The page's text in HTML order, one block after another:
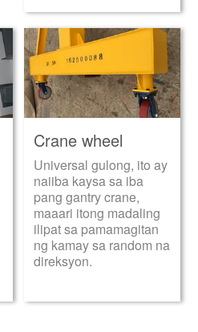
Crane wheel
Universal gulong, ito ay
naiiba kaysa sa iba
pang gantry crane,
maaari itong madaling
ilipat sa pamamagitan
ng kamay sa random na
direksyon.